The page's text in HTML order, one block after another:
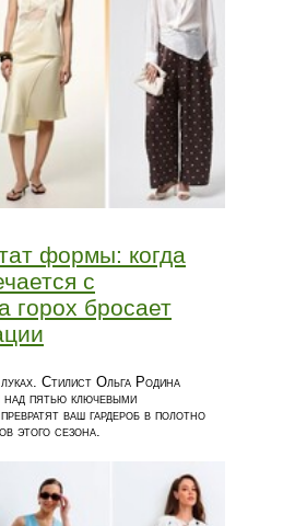
формы: когда
с
горох бросает
Стилист Ольга Родина
над пятью ключевыми
ваш гардероб в полотно
этого сезона.